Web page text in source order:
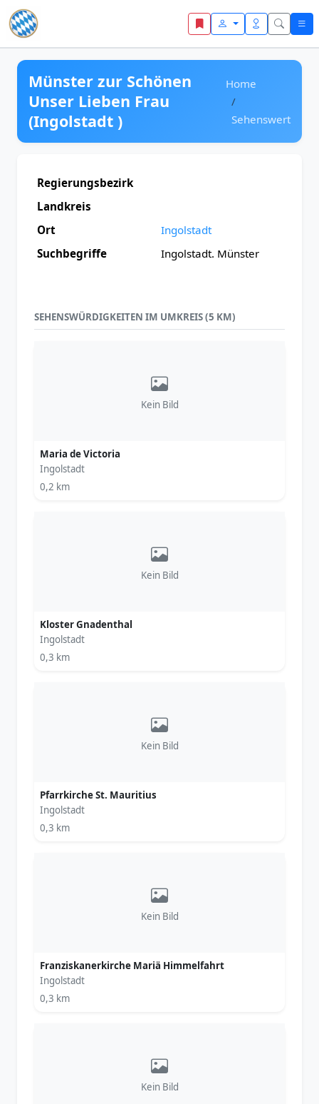
Zum Inhalt springen
Münster zur Schönen
Unser Lieben Frau
(Ingolstadt )
Home
Sehenswert
Regierungsbezirk
Landkreis
Ort
Ingolstadt
Suchbegriffe
Ingolstadt. Münster
SEHENSWÜRDIGKEITEN IM UMKREIS (5 KM)
Kein Bild
Maria de Victoria
Ingolstadt
0,2 km
Kein Bild
Kloster Gnadenthal
Ingolstadt
0,3 km
Kein Bild
Pfarrkirche St. Mauritius
Ingolstadt
0,3 km
Kein Bild
Franziskanerkirche Mariä Himmelfahrt
Ingolstadt
0,3 km
Kein Bild